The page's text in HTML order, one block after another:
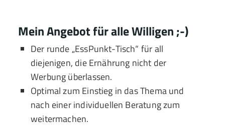
Mein Angebot für alle Willigen ;-)
Der runde „EssPunkt-Tisch“ für all
diejenigen, die Ernährung nicht der
Werbung überlassen.
Optimal zum Einstieg in das Thema und
nach einer individuellen Beratung zum
weitermachen.